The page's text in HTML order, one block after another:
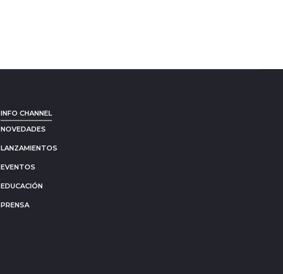
INFO CHANNEL
NOVEDADES
LANZAMIENTOS
EVENTOS
EDUCACIÓN
PRENSA